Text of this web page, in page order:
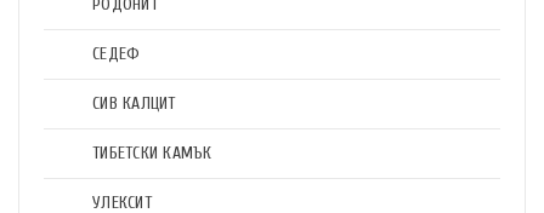
РОДОНИТ
СЕДЕФ
СИВ КАЛЦИТ
ТИБЕТСКИ КАМЪК
УЛЕКСИТ